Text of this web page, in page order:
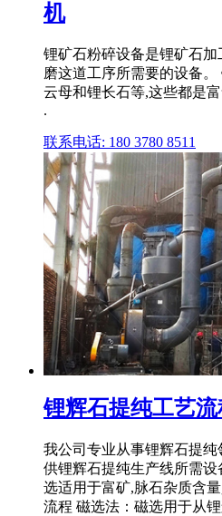
机
锂矿石粉碎设备是锂矿石
磨这道工序所需要的设备
云母和锂长石等,这些都是
.
联系电话: 180 3780 8511
锂辉石提纯工艺
我公司专业从事锂辉石提
供锂辉石提纯生产线所需
选适用于富矿,脉石杂质含
流程 磁选法：磁选用于从